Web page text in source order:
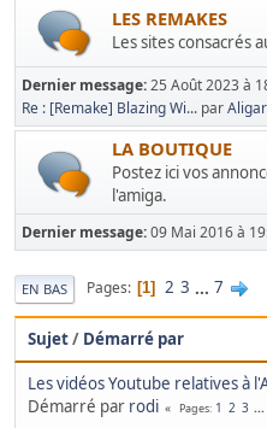
LES REMAKES
Les sites consacrés
Dernier message:25 Août 2023 à
Re : [Remake] Blazing Wi... par
LA BOUTIQUE
Postez ici vos
l'amiga.
Dernier message:09 Mai 2016 à
EN BAS Pages 1 2 3 ... 7
Sujet/ Démarré par
Les vidéos Youtube relatives à
Démarré par rodi Pages 1 2 3 ...